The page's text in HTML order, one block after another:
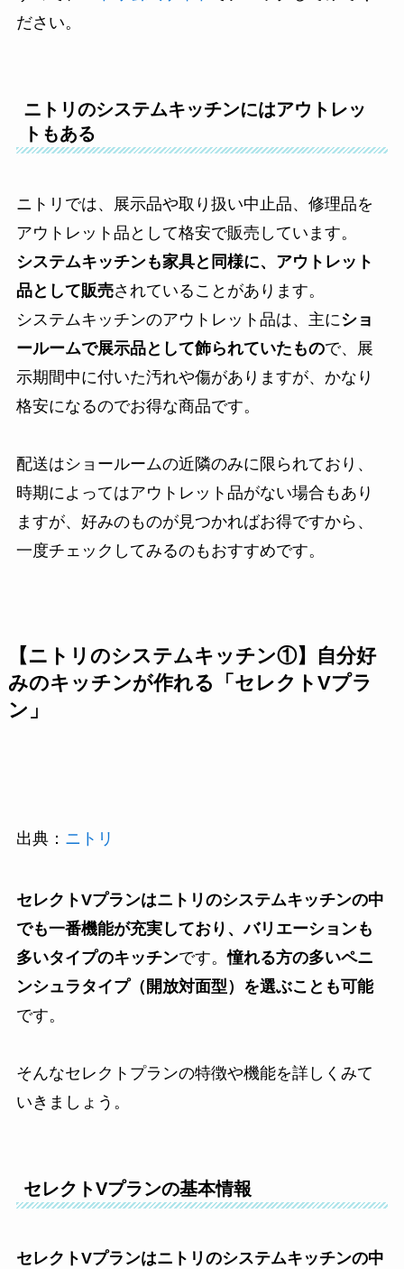
ださい。
ニトリのシステムキッチンにはアウトレッ
トもある
ニトリでは、展示品や取り扱い中止品、修理品を
アウトレット品として格安で販売しています。
システムキッチンも家具と同様に、アウトレット
品として販売されていることがあります。
システムキッチンのアウトレット品は、主にショ
ールームで展示品として飾られていたもので、展
示期間中に付いた汚れや傷がありますが、かなり
格安になるのでお得な商品です。
配送はショールームの近隣のみに限られており、
時期によってはアウトレット品がない場合もあり
ますが、好みのものが見つかればお得ですから、
一度チェックしてみるのもおすすめです。
【ニトリのシステムキッチン①】自分好
みのキッチンが作れる「セレクトVプラ
ン」
出典： ニトリ
セレクトVプランはニトリのシステムキッチンの中
でも一番機能が充実しており、バリエーションも
多いタイプのキッチンです。憧れる方の多いペニ
ンシュラタイプ（開放対面型）を選ぶことも可能
です。
そんなセレクトプランの特徴や機能を詳しくみて
いきましょう。
セレクトVプランの基本情報
セレクトVプランはニトリのシステムキッチンの中